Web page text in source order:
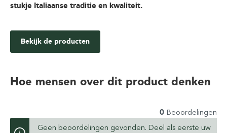
stukje Italiaanse traditie en kwaliteit.
Bekijk de producten
Hoe mensen over dit product denken
0 Beoordelingen
Geen beoordelingen gevonden. Deel als eerste uw